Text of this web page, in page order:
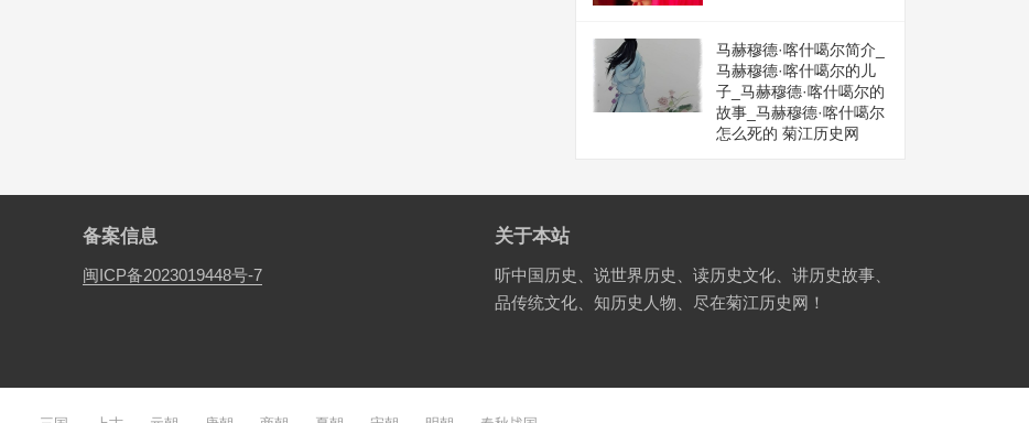
马赫穆德·喀什噶尔简介_
马赫穆德·喀什噶尔的儿
子_马赫穆德·喀什噶尔的
故事_马赫穆德·喀什噶尔
怎么死的 菊江历史网
备案信息
闽ICP备2023019448号-7
关于本站
听中国历史、说世界历史、读历史文化、讲历史故事、
品传统文化、知历史人物、尽在菊江历史网！